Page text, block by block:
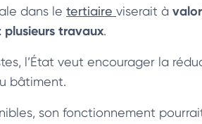
dans le tertiaire viserait à
travaux.
l’État veut encourager la
bâtiment.
son fonctionnement